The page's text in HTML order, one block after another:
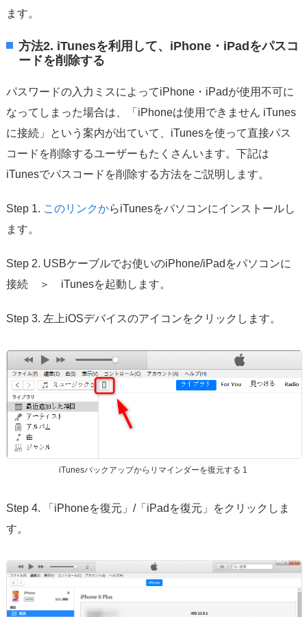
ます。
方法2. iTunesを利用して、iPhone・iPadをパスコ
ードを削除する
パスワードの入力ミスによってiPhone・iPadが使用不可に
なってしまった場合は、「iPhoneは使用できません iTunes
に接続」という案内が出ていて、iTunesを使って直接パス
コードを削除するユーザーもたくさんいます。下記は
iTunesでパスコードを削除する方法をご説明します。
Step 1. このリンクからiTunesをパソコンにインストールし
ます。
Step 2. USBケーブルでお使いのiPhone/iPadをパソコンに
接続 ＞ iTunesを起動します。
Step 3. 左上iOSデバイスのアイコンをクリックします。
iTunesバックアップからリマインダーを復元する 1
Step 4. 「iPhoneを復元」/「iPadを復元」をクリックしま
す。